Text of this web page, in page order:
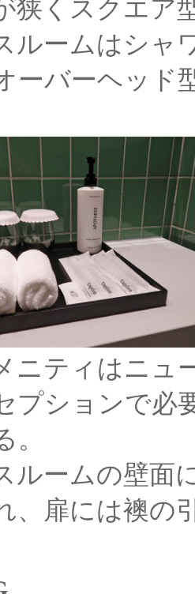
狭くスクエア
ルームはシャ
ーバーヘッド
ニティはニュ
プションで必
。
ルームの壁面
、扉には襖の